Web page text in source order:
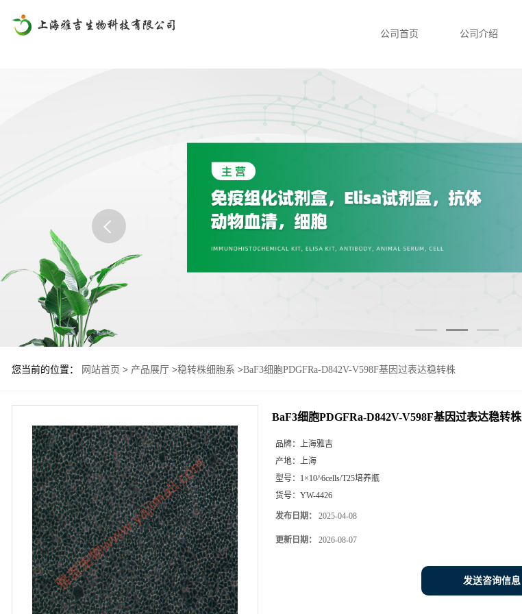
公司首页 公司介绍
您当前的位置： 网站首页 > 产品展厅 >稳转株细胞系 >BaF3细胞PDGFRa-D842V-V598F基因过表达稳转株
BaF3细胞PDGFRa-D842V-V598F基因过表达稳转株
品牌： 上海雅吉
产地： 上海
型号： 1×10^6cells/T25培养瓶
货号： YW-4426
发布日期： 2025-04-08
更新日期： 2026-08-07
发送咨询信息